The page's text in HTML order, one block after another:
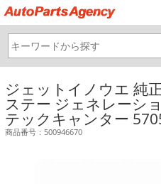
ジェットイノウエ 純
ステー ジェネレーシ
テックキャンター
商品番号：500946670